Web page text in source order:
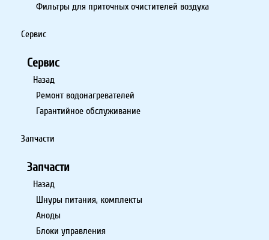
Фильтры для приточных очистителей воздуха
Сервис
Сервис
Назад
Ремонт водонагревателей
Гарантийное обслуживание
Запчасти
Запчасти
Назад
Шнуры питания, комплекты
Аноды
Блоки управления